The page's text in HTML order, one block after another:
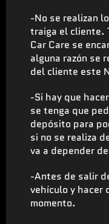
-No se realizan
traiga el cliente.
Car Care se
alguna razón se
del cliente este
-Si hay que
se tenga que
depósito para
si no se realiza
va a depender
-Antes de salir
vehículo y hacer
momento.